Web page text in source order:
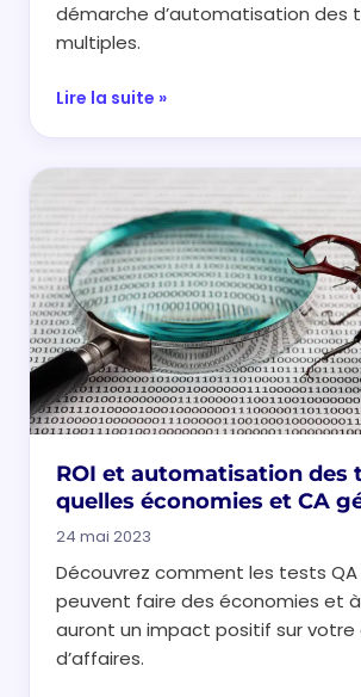
démarche d’automatisation des
multiples.
Lire la suite »
ROI et automatisation des
quelles économies et CA
24 mai 2023
Découvrez comment les tests
peuvent faire des économies et
auront un impact positif sur votre
d’affaires.